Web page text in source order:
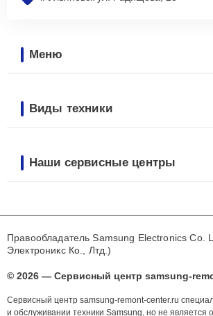
Меню
Виды техники
Наши сервисные центры
Правообладатель Samsung Electronics Co.
Электроникс Ко., Лтд.)
© 2026 — Сервисный центр samsung-
Сервисный центр samsung-remont-center.ru
и обслуживании техники Samsung, но не